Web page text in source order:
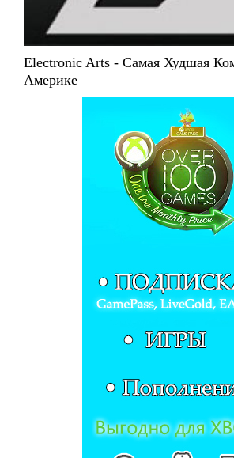
Electronic Arts - Самая Худшая
Америке